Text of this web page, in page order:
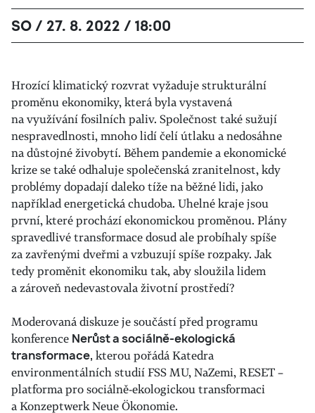
SO / 27. 8. 2022 / 18:00
Hrozící klimatický rozvrat vyžaduje strukturální
proměnu ekonomiky, která byla vystavená
na využívání fosilních paliv. Společnost také sužují
nespravedlnosti, mnoho lidí čelí útlaku a nedosáhne
na důstojné živobytí. Během pandemie a ekonomické
krize se také odhaluje společenská zranitelnost, kdy
problémy dopadají daleko tíže na běžné lidi, jako
například energetická chudoba. Uhelné kraje jsou
první, které prochází ekonomickou proměnou. Plány
spravedlivé transformace dosud ale probíhaly spíše
za zavřenými dveřmi a vzbuzují spíše rozpaky. Jak
tedy proměnit ekonomiku tak, aby sloužila lidem
a zároveň nedevastovala životní prostředí?
Moderovaná diskuze je součástí před programu
konference Nerůst a sociálně-ekologická
transformace, kterou pořádá Katedra
environmentálních studií FSS MU, NaZemi, RESET –
platforma pro sociálně-ekologickou transformaci
a Konzeptwerk Neue Ökonomie.